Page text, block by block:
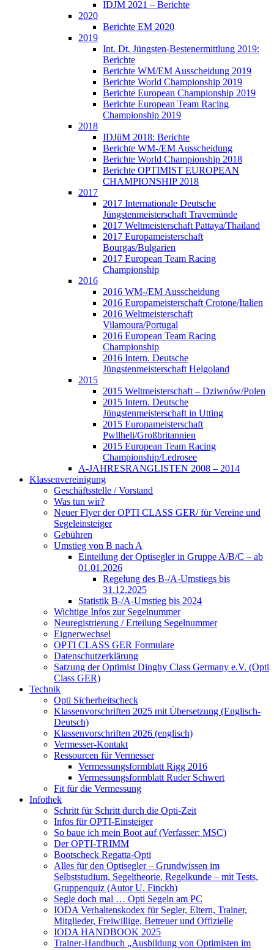
IDJM 2021 – Berichte
2020
Berichte EM 2020
2019
Int. Dt. Jüngsten-Bestenermittlung 2019:
Berichte
Berichte WM/EM Ausscheidung 2019
Berichte World Championship 2019
Berichte European Championship 2019
Berichte European Team Racing
Championship 2019
2018
IDJüM 2018: Berichte
Berichte WM-/EM Ausscheidung
Berichte World Championship 2018
Berichte OPTIMIST EUROPEAN
CHAMPIONSHIP 2018
2017
2017 Internationale Deutsche
Jüngstenmeisterschaft Travemünde
2017 Weltmeisterschaft Pattaya/Thailand
2017 Europameisterschaft
Bourgas/Bulgarien
2017 European Team Racing
Championship
2016
2016 WM-/EM Ausscheidung
2016 Europameisterschaft Crotone/Italien
2016 Weltmeisterschaft
Vilamoura/Portugal
2016 European Team Racing
Championship
2016 Intern. Deutsche
Jüngstenmeisterschaft Helgoland
2015
2015 Weltmeisterschaft – Dziwnów/Polen
2015 Intern. Deutsche
Jüngstenmeisterschaft in Utting
2015 Europameisterschaft
Pwllheli/Großbritannien
2015 European Team Racing
Championship/Ledrosee
A-JAHRESRANGLISTEN 2008 – 2014
Klassenvereinigung
Geschäftsstelle / Vorstand
Was tun wir?
Neuer Flyer der OPTI CLASS GER/ für Vereine und
Segeleinsteiger
Gebühren
Umstieg von B nach A
Einteilung der Optisegler in Gruppe A/B/C – ab
01.01.2026
Regelung des B-/A-Umstiegs bis
31.12.2025
Statistik B-/A-Umstieg bis 2024
Wichtige Infos zur Segelnummer
Neuregistrierung / Erteilung Segelnummer
Eignerwechsel
OPTI CLASS GER Formulare
Datenschutzerklärung
Satzung der Optimist Dinghy Class Germany e.V. (Opti
Class GER)
Technik
Opti Sicherheitscheck
Klassenvorschriften 2025 mit Übersetzung (Englisch-
Deutsch)
Klassenvorschriften 2026 (englisch)
Vermesser-Kontakt
Ressourcen für Vermesser
Vermessungsformblatt Rigg 2016
Vermessungsformblatt Ruder Schwert
Fit für die Vermessung
Infothek
Schritt für Schritt durch die Opti-Zeit
Infos für OPTI-Einsteiger
So baue ich mein Boot auf (Verfasser: MSC)
Der OPTI-TRIMM
Bootscheck Regatta-Opti
Alles für den Optisegler – Grundwissen im
Selbststudium, Segeltheorie, Regelkunde – mit Tests,
Gruppenquiz (Autor U. Finckh)
Segle doch mal … Opti Segeln am PC
IODA Verhaltenskodex für Segler, Eltern, Trainer,
Mitglieder, Freiwillige, Betreuer und Offizielle
IODA HANDBOOK 2025
Trainer-Handbuch „Ausbildung von Optimisten im